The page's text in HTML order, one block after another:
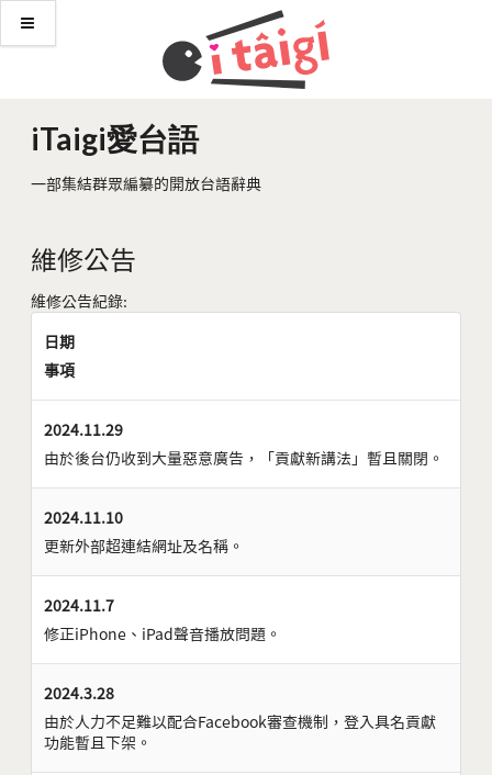
iTaigi愛台語
一部集結群眾編纂的開放台語辭典
維修公告
維修公告紀錄:
日期
事項
2024.11.29
由於後台仍收到大量惡意廣告，「貢獻新講法」暫且關閉。
2024.11.10
更新外部超連結網址及名稱。
2024.11.7
修正iPhone、iPad聲音播放問題。
2024.3.28
由於人力不足難以配合Facebook審查機制，登入具名貢獻
功能暫且下架。